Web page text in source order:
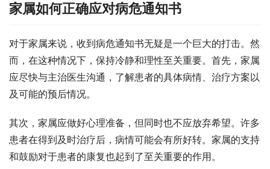
家属如何正确应对病危通知书
对于家属来说，收到病危通知书无疑是一个巨大的打击。然
而，在这种情况下，保持冷静和理性至关重要。首先，家属
应尽快与主治医生沟通，了解患者的具体病情、治疗方案以
及可能的预后情况。
其次，家属应做好心理准备，但同时也不应放弃希望。许多
患者在得到及时治疗后，病情可能会有所好转。家属的支持
和鼓励对于患者的康复也起到了至关重要的作用。